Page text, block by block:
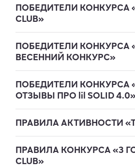
ПОБЕДИТЕЛИ КОНКУРСА
CLUB»
ПОБЕДИТЕЛИ
ВЕСЕННИЙ КОНКУРС»
ПОБЕДИТЕЛИ КОНКУРСА
ОТЗЫВЫ ПРО lil SOLID 4.0»
ПРАВИЛА АКТИВНОСТИ
ПРАВИЛА КОНКУРСА «3
CLUB»